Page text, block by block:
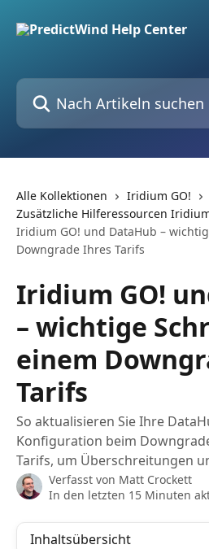
Nach Artikeln suchen …
Alle Kollektionen
Iridium GO!
Zusätzliche Hilferessourcen
Iridium GO! und DataHub –
Downgrade Ihres Tarifs
Iridium GO!
– wichtige
einem
Tarifs
So aktualisieren Sie Ihre
Konfiguration beim
Tarifs, um Überschreitungen
Verfasst von Matt Crockett
In den letzten 15 Minuten
Inhaltsübersicht